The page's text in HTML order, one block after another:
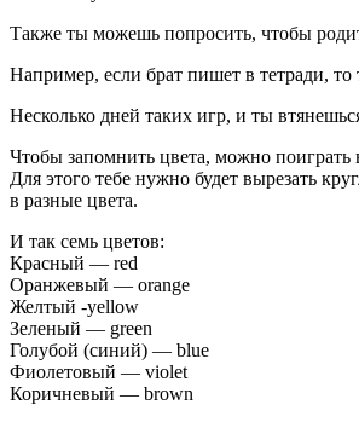
Также ты можешь попросить, чтобы
Например, если брат пишет в тетради,
Несколько дней таких игр, и ты
Чтобы запомнить цвета, можно поиграть
Для этого тебе нужно будет вырезать
в разные цвета.
И так семь цветов:
Красный — red
Оранжевый — orange
Желтый -yellow
Зеленый — green
Голубой (синий) — blue
Фиолетовый — violet
Коричневый — brown